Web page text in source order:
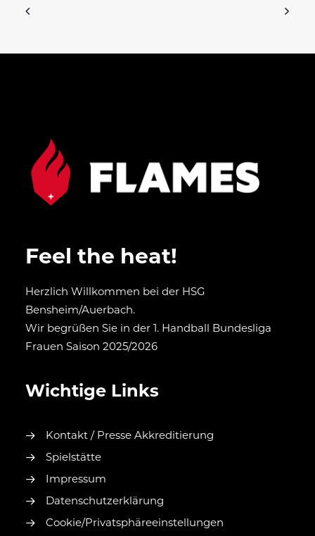
Feel the heat!
Herzlich Willkommen bei der HSG
Bensheim/Auerbach.
Wir begrüßen Sie in der 1. Handball Bundesliga
Frauen Saison 2025/2026
Wichtige Links
Kontakt / Presse Akkreditierung
Spielstätte
Impressum
Datenschutzerklärung
Cookie/Privatsphäreeinstellungen